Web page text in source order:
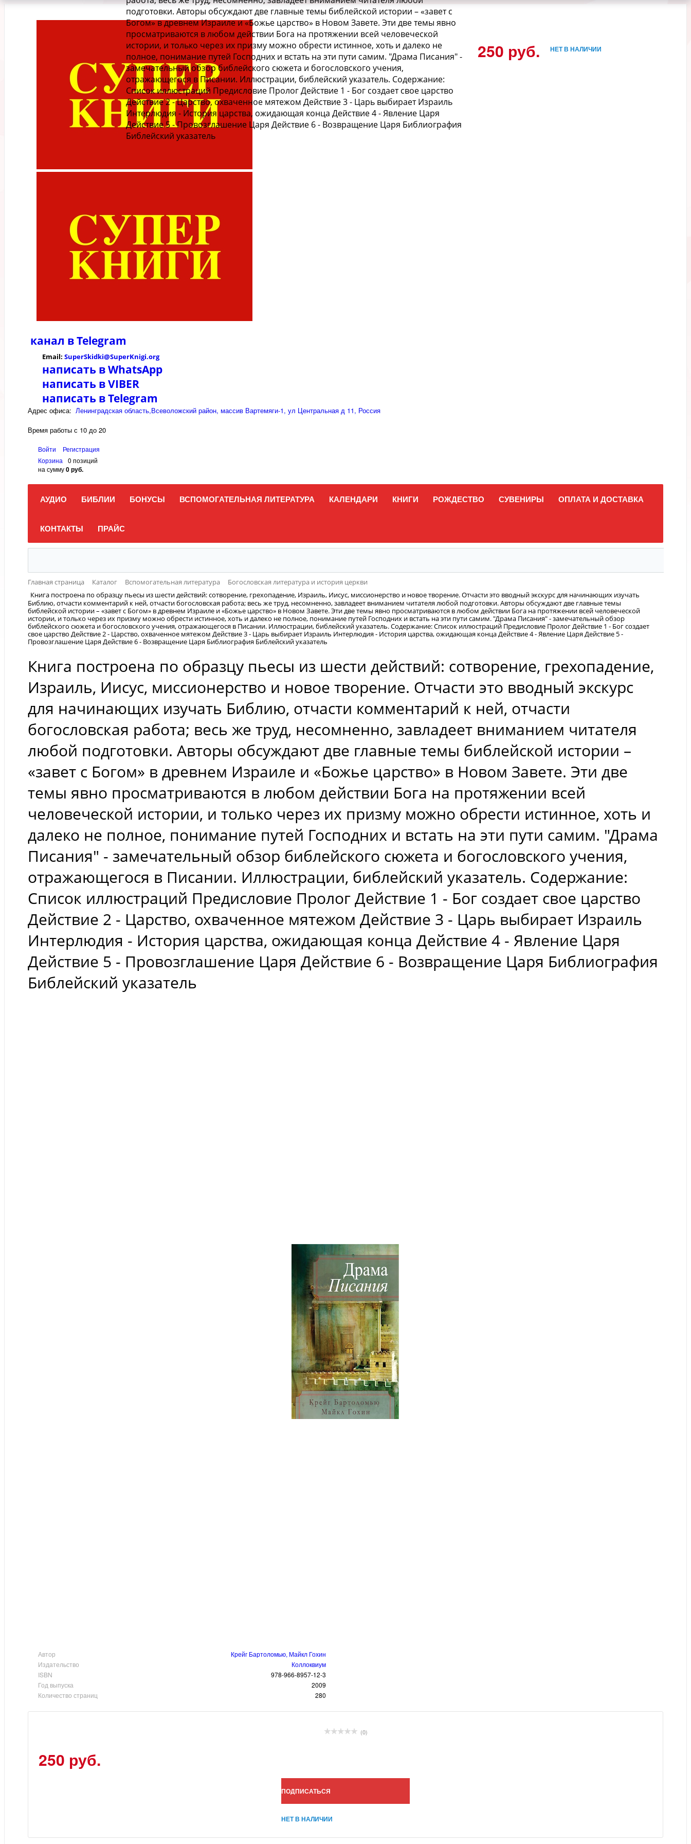
канал вTelegram
Email: SuperSkidki@SuperKnigi.org
написать в WhatsApp
написать в VIBER
написать в Telegram
Адрес офиса: Ленинградская область,Всеволожский район, массив Вартемяги-1, ул Центральная д 11, Россия
Время работы с 10 до 20
Войти
Регистрация
Корзина
0 позиций
на сумму0 руб.
АУДИО БИБЛИИ БОНУСЫ ВСПОМОГАТЕЛЬНАЯ ЛИТЕРАТУРА КАЛЕНДАРИ КНИГИ РОЖДЕСТВО СУВЕНИРЫ ОПЛАТА И ДОСТАВКА
КОНТАКТЫ ПРАЙС
Главная страница Каталог Вспомогательная литература
Богословская литература и история церкви
Книга построена по образцу пьесы из шести действий: сотворение, грехопадение, Израиль, Иисус, миссионерство и новое творение. Отчасти это вводный экскурс для начинающих изучать
Библию, отчасти комментарий к ней, отчасти богословская работа; весь же труд, несомненно, завладеет вниманием читателя любой подготовки. Авторы обсуждают две главные темы
библейской истории – «завет с Богом» в древнем Израиле и «Божье царство» в Новом Завете. Эти две темы явно просматриваются в любом действии Бога на протяжении всей человеческой
истории, и только через их призму можно обрести истинное, хоть и далеко не полное, понимание путей Господних и встать на эти пути самим. "Драма Писания" - замечательный обзор
библейского сюжета и богословского учения, отражающегося в Писании. Иллюстрации, библейский указатель. Содержание: Список иллюстраций Предисловие Пролог Действие 1 - Бог создает
свое царство Действие 2 - Царство, охваченное мятежом Действие 3 - Царь выбирает Израиль Интерлюдия - История царства, ожидающая конца Действие 4 - Явление Царя Действие 5 -
Провозглашение Царя Действие 6 - Возвращение Царя Библиография Библейский указатель
Книга построена по образцу пьесы из шести действий: сотворение, грехопадение,
Израиль, Иисус, миссионерство и новое творение. Отчасти это вводный экскурс
для начинающих изучать Библию, отчасти комментарий к ней, отчасти
богословская работа; весь же труд, несомненно, завладеет вниманием читателя
любой подготовки. Авторы обсуждают две главные темы библейской истории –
«завет с Богом» в древнем Израиле и «Божье царство» в Новом Завете. Эти две
темы явно просматриваются в любом действии Бога на протяжении всей
человеческой истории, и только через их призму можно обрести истинное, хоть и
далеко не полное, понимание путей Господних и встать на эти пути самим. "Драма
Писания" - замечательный обзор библейского сюжета и богословского учения,
отражающегося в Писании. Иллюстрации, библейский указатель. Содержание:
Список иллюстраций Предисловие Пролог Действие 1 - Бог создает свое царство
Действие 2 - Царство, охваченное мятежом Действие 3 - Царь выбирает Израиль
Интерлюдия - История царства, ожидающая конца Действие 4 - Явление Царя
Действие 5 - Провозглашение Царя Действие 6 - Возвращение Царя Библиография
Библейский указатель
Автор
Крейг Бартоломью, Майкл Гохин
Издательство
Коллоквиум
ISBN
978-966-8957-12-3
Год выпуска
2009
Количество страниц
280
(0)
250 руб.
ПОДПИСАТЬСЯ
НЕТ В НАЛИЧИИ
подготовки. Авторы обсуждают две главные темы библейской истории – «завет с
Богом» в древнем Израиле и «Божье царство» в Новом Завете. Эти две темы явно
просматриваются в любом действии Бога на протяжении всей человеческой
истории, и только через их призму можно обрести истинное, хоть и далеко не
полное, понимание путей Господних и встать на эти пути самим. "Драма Писания" -
замечательный обзор библейского сюжета и богословского учения,
отражающегося в Писании. Иллюстрации, библейский указатель. Содержание:
Список иллюстраций Предисловие Пролог Действие 1 - Бог создает свое царство
Действие 2 - Царство, охваченное мятежом Действие 3 - Царь выбирает Израиль
Интерлюдия - История царства, ожидающая конца Действие 4 - Явление Царя
Действие 5 - Провозглашение Царя Действие 6 - Возвращение Царя Библиография
Библейский указатель
250 руб. НЕТ В НАЛИЧИИ